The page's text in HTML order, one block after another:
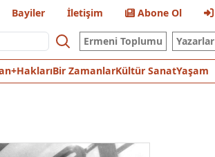
Bayiler İletişim Abone Ol
Ermeni Toplumu Yazarlar
Bir ZamanlarKültür SanatYaşam